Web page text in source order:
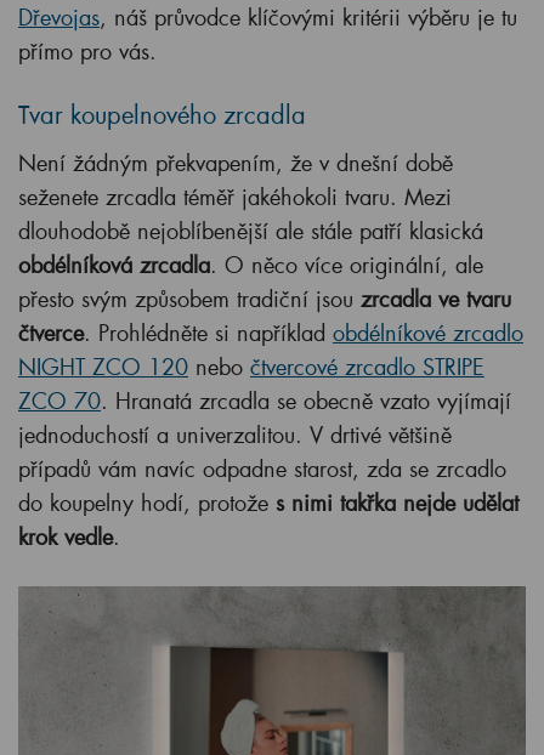
Dřevojas, náš průvodce klíčovými kritérii výběru je tu
přímo pro vás.
Tvar koupelnového zrcadla
Není žádným překvapením, že v dnešní době
seženete zrcadla téměř jakéhokoli tvaru. Mezi
dlouhodobě nejoblíbenější ale stále patří klasická
obdélníková zrcadla. O něco více originální, ale
přesto svým způsobem tradiční jsou zrcadla ve tvaru
čtverce. Prohlédněte si například obdélníkové zrcadlo
NIGHT ZCO 120 nebo čtvercové zrcadlo STRIPE
ZCO 70. Hranatá zrcadla se obecně vzato vyjímají
jednoduchostí a univerzalitou. V drtivé většině
případů vám navíc odpadne starost, zda se zrcadlo
do koupelny hodí, protože s nimi takřka nejde udělat
krok vedle.